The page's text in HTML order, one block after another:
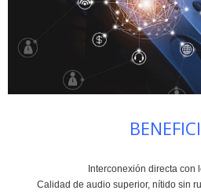
Interconexión directa con
Calidad de audio superior, nítido sin